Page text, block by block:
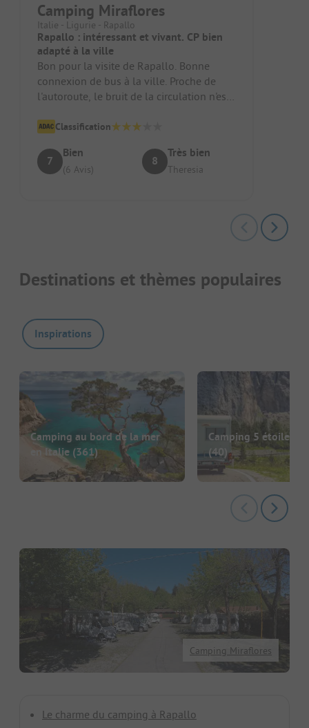
Camping Miraflores
Italie - Ligurie - Rapallo
Rapallo : intéressant et vivant. CP bien
adapté à la ville
Bon pour la visite de Rapallo. Bonne
connexion de bus à la ville. Proche de
l'autoroute, le bruit de la circulation n'est
Classification
7
Bien
(6 Avis)
8
Très bien
Theresia
Destinations et thèmes populaires
Inspirations
Camping au bord de la mer
en Italie (361)
Camping 5 étoiles
(40)
Camping Miraflores
Le charme du camping à Rapallo